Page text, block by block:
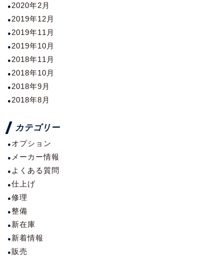
2020年2月
2019年12月
2019年11月
2019年10月
2018年11月
2018年10月
2018年9月
2018年8月
カテゴリー
オプション
メーカー情報
よくある質問
仕上げ
修理
整備
新在庫
新着情報
販売